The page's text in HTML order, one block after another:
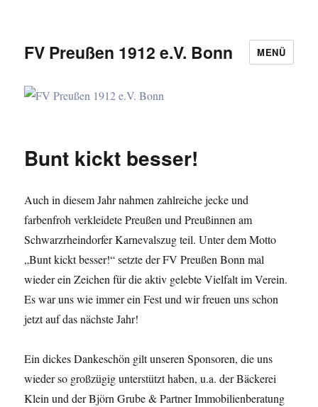
FV Preußen 1912 e.V. Bonn MENÜ
Bunt kickt besser!
Auch in diesem Jahr nahmen zahlreiche jecke und
farbenfroh verkleidete Preußen und Preußinnen am
Schwarzrheindorfer Karnevalszug teil. Unter dem Motto
„Bunt kickt besser!“ setzte der FV Preußen Bonn mal
wieder ein Zeichen für die aktiv gelebte Vielfalt im Verein.
Es war uns wie immer ein Fest und wir freuen uns schon
jetzt auf das nächste Jahr!
Ein dickes Dankeschön gilt unseren Sponsoren, die uns
wieder so großzügig unterstützt haben, u.a. der Bäckerei
Klein und der Björn Grube & Partner Immobilienberatung